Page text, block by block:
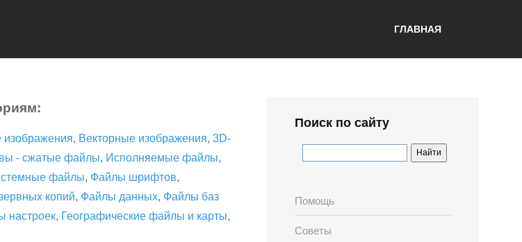
ГЛАВНАЯ
изображения, Векторные изображения, 3D-
- сжатые файлы, Исполняемые файлы,
файлы, Файлы шрифтов,
копий, Файлы данных, Файлы баз
настроек, Географические файлы и карты,
Поиск по сайту
Помощь
Советы